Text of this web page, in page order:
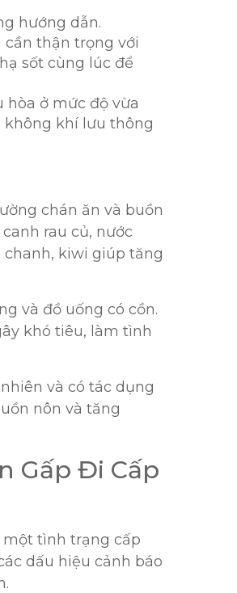
hướng dẫn.
thận trọng với
sốt cùng lúc để
ở mức độ vừa
không khí lưu thông
chán ăn và buồn
rau củ, nước
chanh, kiwi giúp tăng
và đồ uống có cồn.
khó tiêu, làm tình
và có tác dụng
nôn và tăng
Gấp Đi Cấp
tình trạng cấp
dấu hiệu cảnh báo